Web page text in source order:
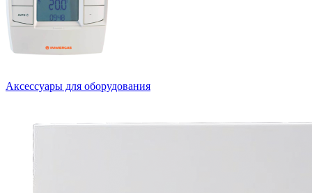
Аксессуары для оборудования